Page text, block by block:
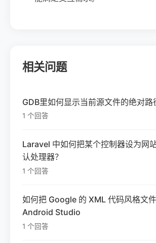
相关问题
GDB里如何显示当前源文件的绝对路
1 个回答
Laravel 中如何把某个控制器设为网
认处理器？
1 个回答
如何把 Google 的 XML 代码风格文
Android Studio
1 个回答